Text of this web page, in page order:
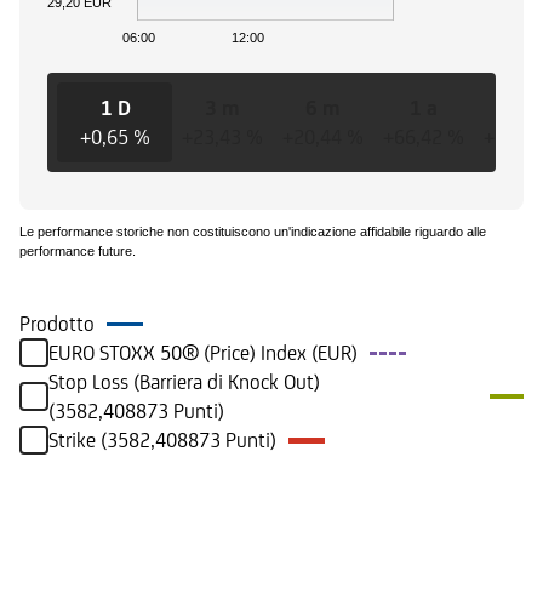
06:00 12:00
1 D
+0,65 %
Le performance storiche non costituiscono un'indicazione affidabile riguardo alle
performance future.
Prodotto
EURO STOXX 50® (Price) Index (EUR)
Stop Loss (Barriera di Knock Out)
(3582,408873 Punti)
Strike (3582,408873 Punti)